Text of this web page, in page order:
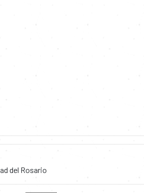
del Rosario